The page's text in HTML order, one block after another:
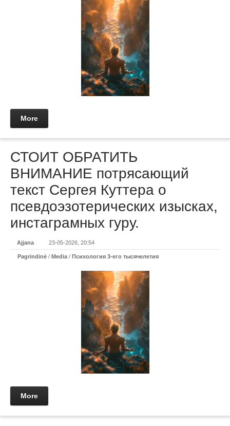
More
СТОИТ ОБРАТИТЬ
ВНИМАНИЕ потрясающий
текст Сергея Куттера о
псевдоэзотерических изысках,
инстаграмных гуру.
Ajjana 23-05-2026, 20:54
Pagrindinė / Media / Психология 3-его тысячелетия
More